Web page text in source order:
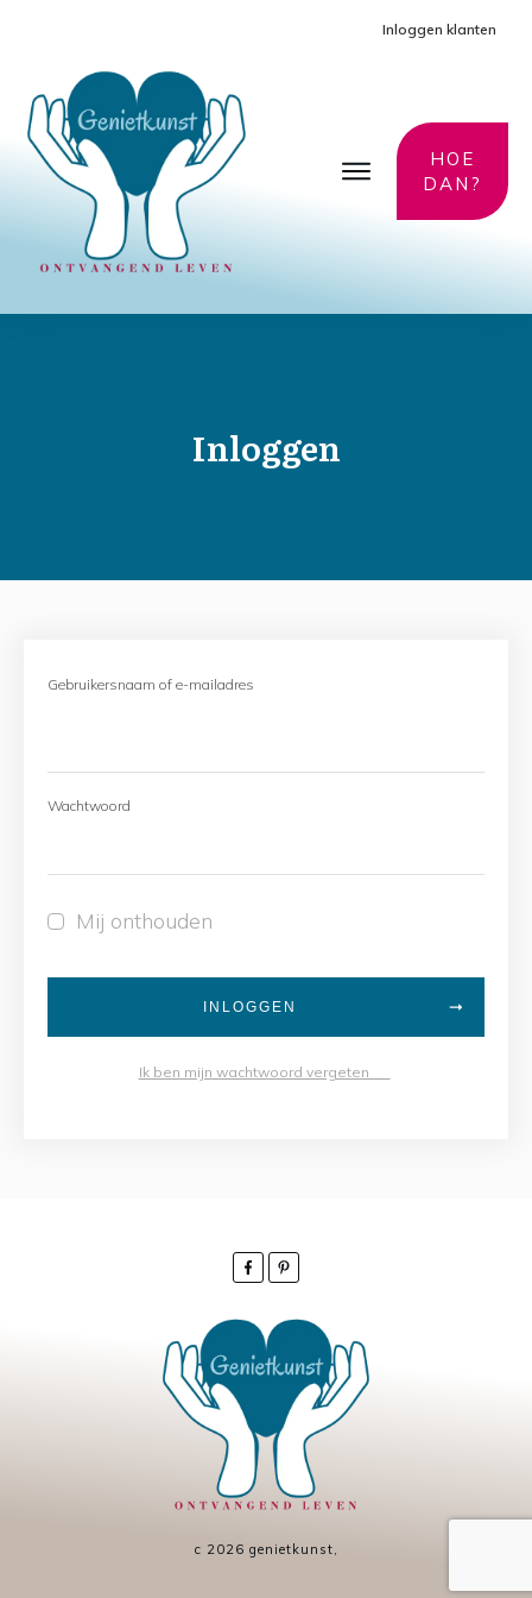
Inloggen klanten
HOE
DAN?
Inloggen
Gebruikersnaam of e-mailadres
Wachtwoord
Mij onthouden
INLOGGEN
Ik ben mijn wachtwoord vergeten
c 2026 genietkunst,